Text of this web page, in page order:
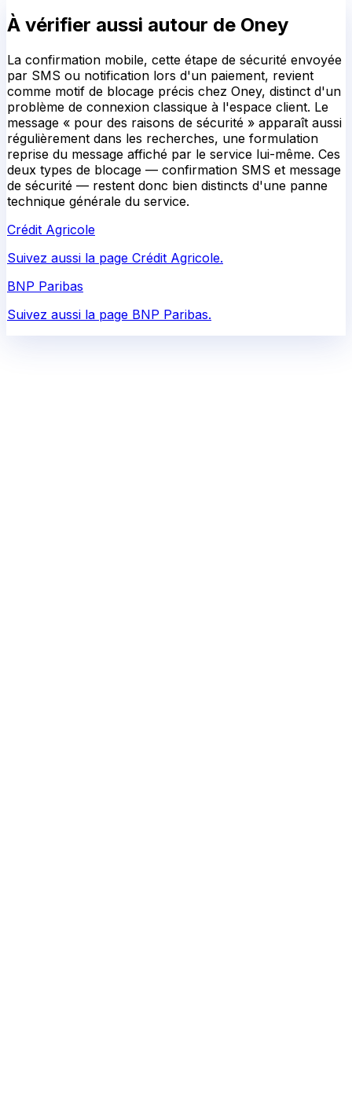
À vérifier aussi autour de Oney
La confirmation mobile, cette étape de sécurité envoyée
par SMS ou notification lors d'un paiement, revient
comme motif de blocage précis chez Oney, distinct d'un
problème de connexion classique à l'espace client. Le
message « pour des raisons de sécurité » apparaît aussi
régulièrement dans les recherches, une formulation
reprise du message affiché par le service lui-même. Ces
deux types de blocage — confirmation SMS et message
de sécurité — restent donc bien distincts d'une panne
technique générale du service.
Crédit Agricole
Suivez aussi la page Crédit Agricole.
BNP Paribas
Suivez aussi la page BNP Paribas.